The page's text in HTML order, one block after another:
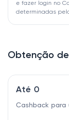
e fazer login no
determinadas
Obtenção
Até 0
Cashback para